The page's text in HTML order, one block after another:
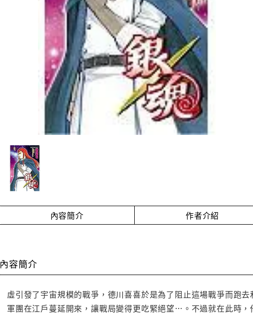
內容簡介 作者介紹
內容簡介
虛引發了宇宙規模的戰爭，德川喜喜於是為了阻止這場戰爭而跑
軍團在江戶蔓延開來，讓戰局變得更吃緊絕望…。不過就在此時